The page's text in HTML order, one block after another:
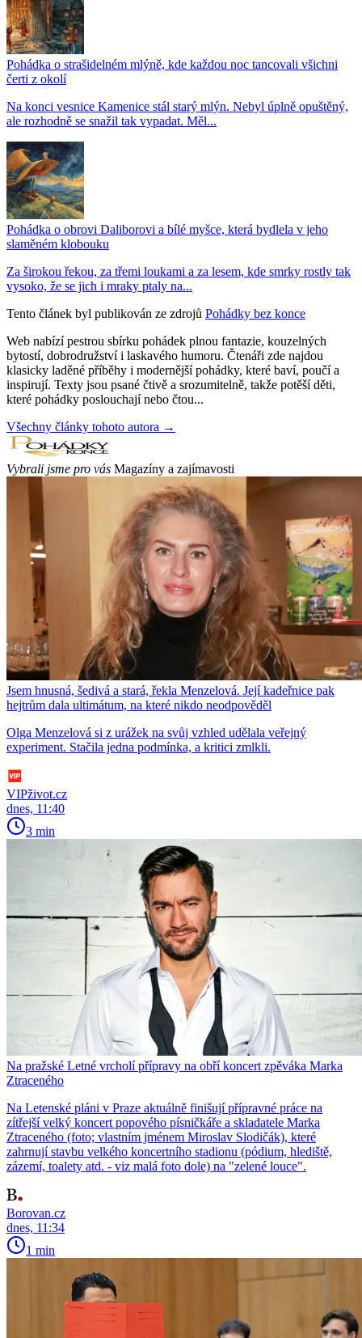
Pohádka o strašidelném mlýně, kde každou noc tancovali všichni
čerti z okolí
Na konci vesnice Kamenice stál starý mlýn. Nebyl úplně opuštěný,
ale rozhodně se snažil tak vypadat. Měl...
Pohádka o obrovi Daliborovi a bílé myšce, která bydlela v jeho
slaměném klobouku
Za širokou řekou, za třemi loukami a za lesem, kde smrky rostly tak
vysoko, že se jich i mraky ptaly na...
Tento článek byl publikován ze zdrojů Pohádky bez konce
Web nabízí pestrou sbírku pohádek plnou fantazie, kouzelných
bytostí, dobrodružství i laskavého humoru. Čtenáři zde najdou
klasicky laděné příběhy i modernější pohádky, které baví, poučí a
inspirují. Texty jsou psané čtivě a srozumitelně, takže potěší děti,
které pohádky poslouchají nebo čtou...
Všechny články tohoto autora →
Vybrali jsme pro vás Magazíny a zajímavosti
Jsem hnusná, šedivá a stará, řekla Menzelová. Její kadeřnice pak
hejtrům dala ultimátum, na které nikdo neodpověděl
Olga Menzelová si z urážek na svůj vzhled udělala veřejný
experiment. Stačila jedna podmínka, a kritici zmlkli.
VIPživot.cz
dnes, 11:40
3 min
Na pražské Letné vrcholí přípravy na obří koncert zpěváka Marka
Ztraceného
Na Letenské pláni v Praze aktuálně finišují přípravné práce na
zítřejší velký koncert popového písničkáře a skladatele Marka
Ztraceného (foto; vlastním jménem Miroslav Slodičák), které
zahrnují stavbu velkého koncertního stadionu (pódium, hlediště,
zázemí, toalety atd. - viz malá foto dole) na "zelené louce".
Borovan.cz
dnes, 11:34
1 min